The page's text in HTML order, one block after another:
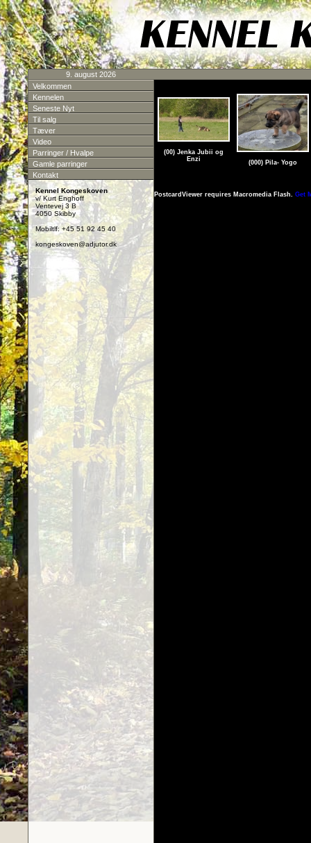
9. august 2026
Velkommen
Kennelen
Seneste Nyt
Til salg
Tæver
Video
Parringer / Hvalpe
Gamle parringer
Kontakt
Kennel Kongeskoven
v/ Kurt Enghoff
Ventevej 3 B
4050 Skibby
Mobiltlf: +45 51 92 45 40
kongeskoven@adjutor.dk
(00) Jenka Jubii og
Enzi
(000) Pila- Yogo
PostcardViewer requires Macromedia Flash. Get